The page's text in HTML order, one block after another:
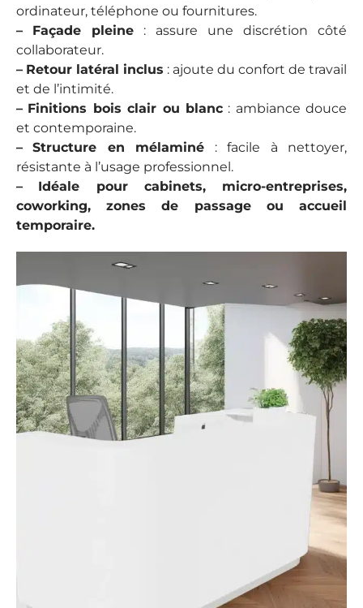
ordinateur, téléphone ou fournitures.
–
Façade pleine : assure une discrétion côté
collaborateur.
– Retour latéral inclus : ajoute du confort de travail
et de l’intimité.
– Finitions bois clair ou blanc: ambiance douce
et contemporaine.
–
Structure en mélaminé : facile à nettoyer,
résistante à l’usage professionnel.
–
Idéale pour cabinets, micro-entreprises,
coworking, zones de passage ou accueil
temporaire.